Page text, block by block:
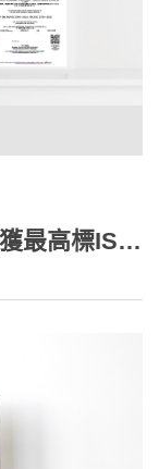
永續發展與網路安全：高力榮獲最高標ISO 27001:2022新版認證